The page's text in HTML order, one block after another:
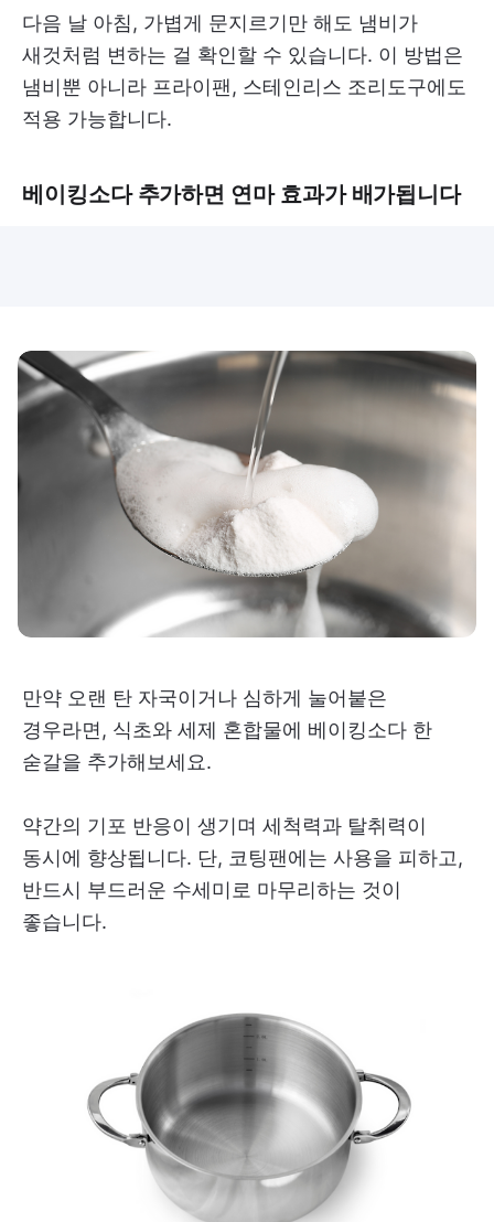
다음 날 아침, 가볍게 문지르기만 해도 냄비가
새것처럼 변하는 걸 확인할 수 있습니다. 이 방법은
냄비뿐 아니라 프라이팬, 스테인리스 조리도구에도
적용 가능합니다.
베이킹소다 추가하면 연마 효과가 배가됩니다
만약 오랜 탄 자국이거나 심하게 눌어붙은
경우라면, 식초와 세제 혼합물에 베이킹소다 한
숟갈을 추가해보세요.
약간의 기포 반응이 생기며 세척력과 탈취력이
동시에 향상됩니다. 단, 코팅팬에는 사용을 피하고,
반드시 부드러운 수세미로 마무리하는 것이
좋습니다.